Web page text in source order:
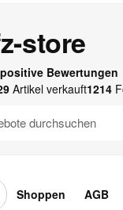
store
Bewertungen
Artikel verkauft1214
Shoppen AGB